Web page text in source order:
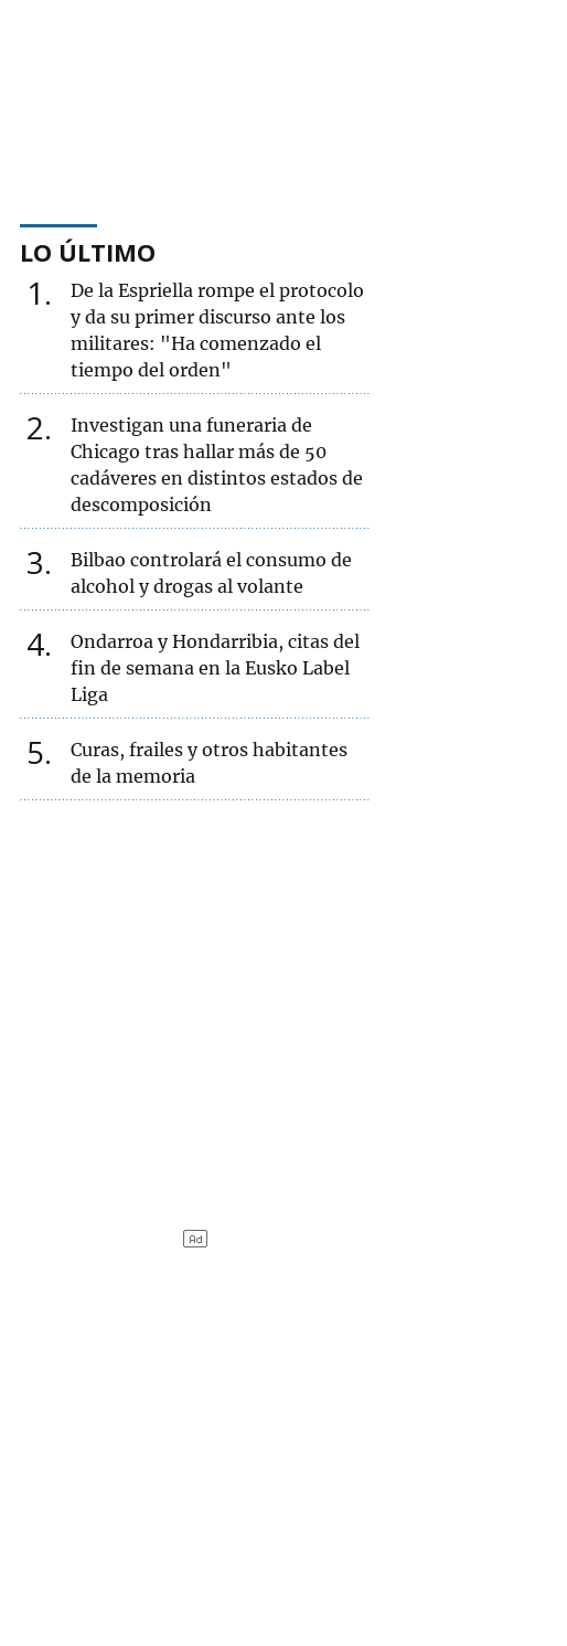
LO ÚLTIMO
1
De la Espriella rompe el protocolo
y da su primer discurso ante los
militares: "Ha comenzado el
tiempo del orden"
2
Investigan una funeraria de
Chicago tras hallar más de 50
cadáveres en distintos estados de
descomposición
3
Bilbao controlará el consumo de
alcohol y drogas al volante
4
Ondarroa y Hondarribia, citas del
fin de semana en la Eusko Label
Liga
5
Curas, frailes y otros habitantes
de la memoria